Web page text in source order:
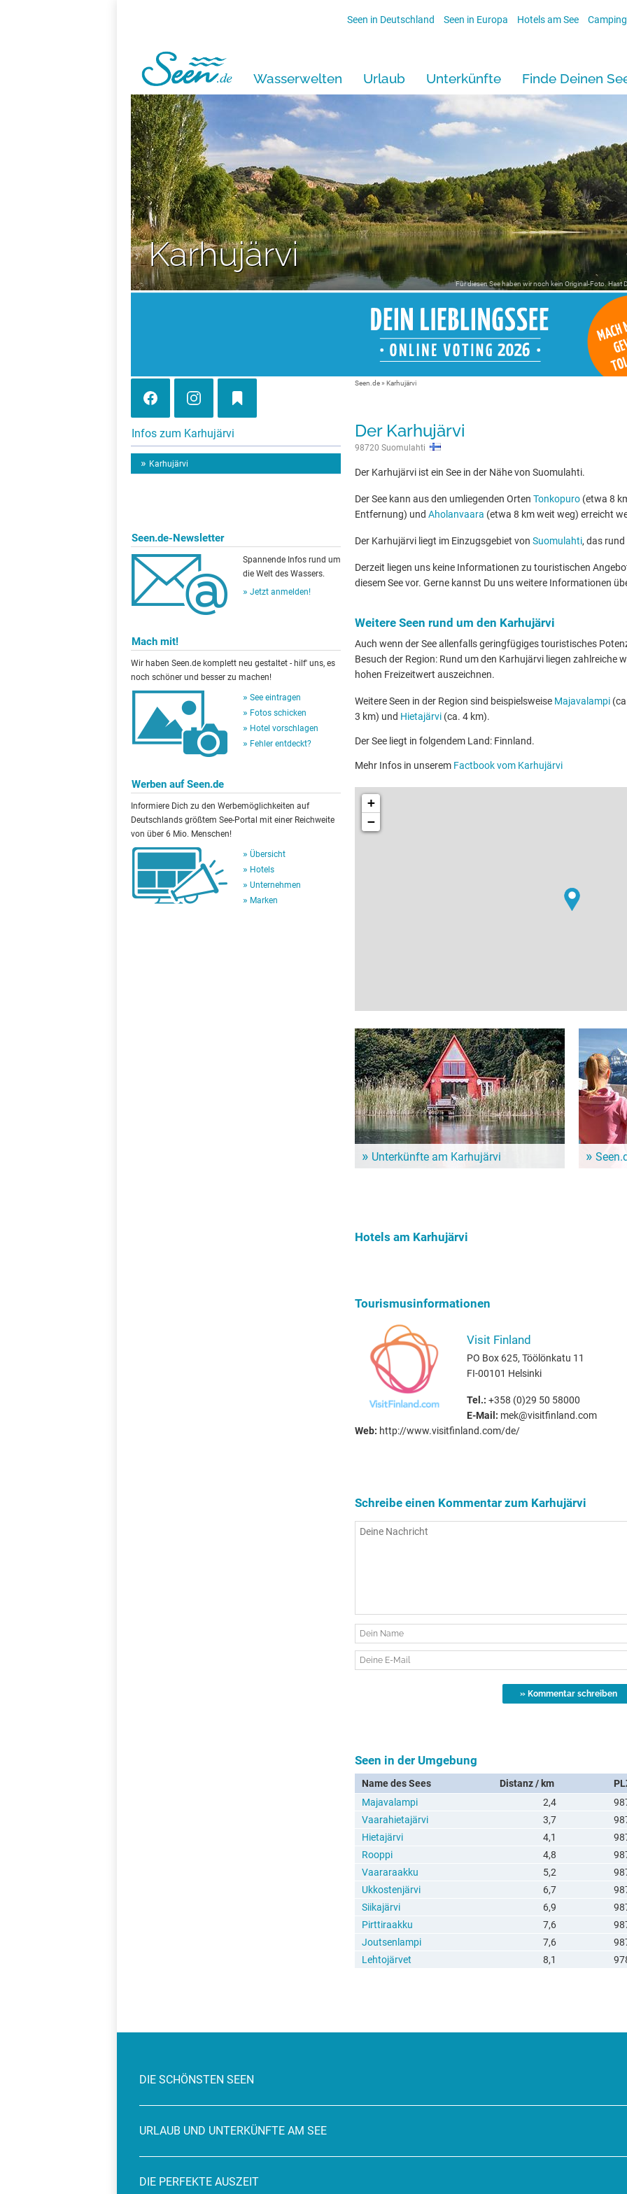
Seen in Deutschland Seen in Europa Hotels am See
Wasserwelten Urlaub Unterkünfte Finde Deinen
Karhujärvi
Für diesen See haben wir noch kein Original-Foto.
Infos zum Karhujärvi
Karhujärvi
Seen.de-Newsletter
Spannende Infos rund um
die Welt des Wassers.
Jetzt anmelden!
Mach mit!
Wir haben Seen.de komplett neu gestaltet - hilf' uns, es
noch schöner und besser zu machen!
See eintragen
Fotos schicken
Hotel vorschlagen
Fehler entdeckt?
Werben auf Seen.de
Informiere Dich zu den Werbemöglichkeiten auf
Deutschlands größtem See-Portal mit einer Reichweite
von über 6 Mio. Menschen!
Übersicht
Hotels
Unternehmen
Marken
Seen.de» Karhujärvi
Der Karhujärvi
98720 Suomulahti
Der Karhujärvi ist ein See in der Nähe von Suomulahti.
Der See kann aus den umliegenden Orten Tonkopuro (etwa 8
Entfernung) und Aholanvaara (etwa 8 km weit weg) erreicht
Der Karhujärvi liegt im Einzugsgebiet von Suomulahti, das
Derzeit liegen uns keine Informationen zu touristischen
diesem See vor. Gerne kannst Du uns weitere Informationen
Weitere Seen rund um den Karhujärvi
Auch wenn der See allenfalls geringfügiges touristisches
Besuch der Region: Rund um den Karhujärvi liegen zahlreiche
hohen Freizeitwert auszeichnen.
Weitere Seen in der Region sind beispielsweise Majavalampi
3 km) und Hietajärvi (ca. 4 km).
Der See liegt in folgendem Land: Finnland.
Mehr Infos in unserem Factbook vom Karhujärvi
+
−
Unterkünfte am Karhujärvi
Hotels am Karhujärvi
Tourismusinformationen
Visit Finland
PO Box 625, Töölönkatu 11
FI-00101 Helsinki
Tel.: +358 (0)29 50 58000
E-Mail: mek@visitfinland.com
Web: http://www.visitfinland.com/de/
Schreibe einen Kommentar zum Karhujärvi
Seen in der Umgebung
Name des Sees Distanz / km
Majavalampi
2,4
Vaarahietajärvi
3,7
Hietajärvi
4,1
Rooppi
4,8
Vaararaakku
5,2
Ukkostenjärvi
6,7
Siikajärvi
6,9
Pirttiraakku
7,6
Joutsenlampi
7,6
Lehtojärvet
8,1
DIE SCHÖNSTEN SEEN
URLAUB UND UNTERKÜNFTE AM SEE
DIE PERFEKTE AUSZEIT